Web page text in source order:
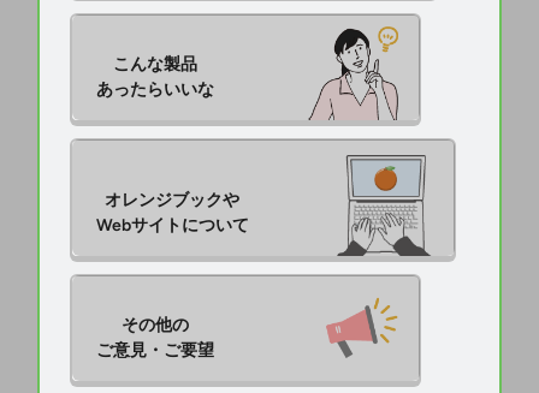
こんな製品
あったらいいな
オレンジブックや
Webサイトについて
その他の
ご意見・ご要望